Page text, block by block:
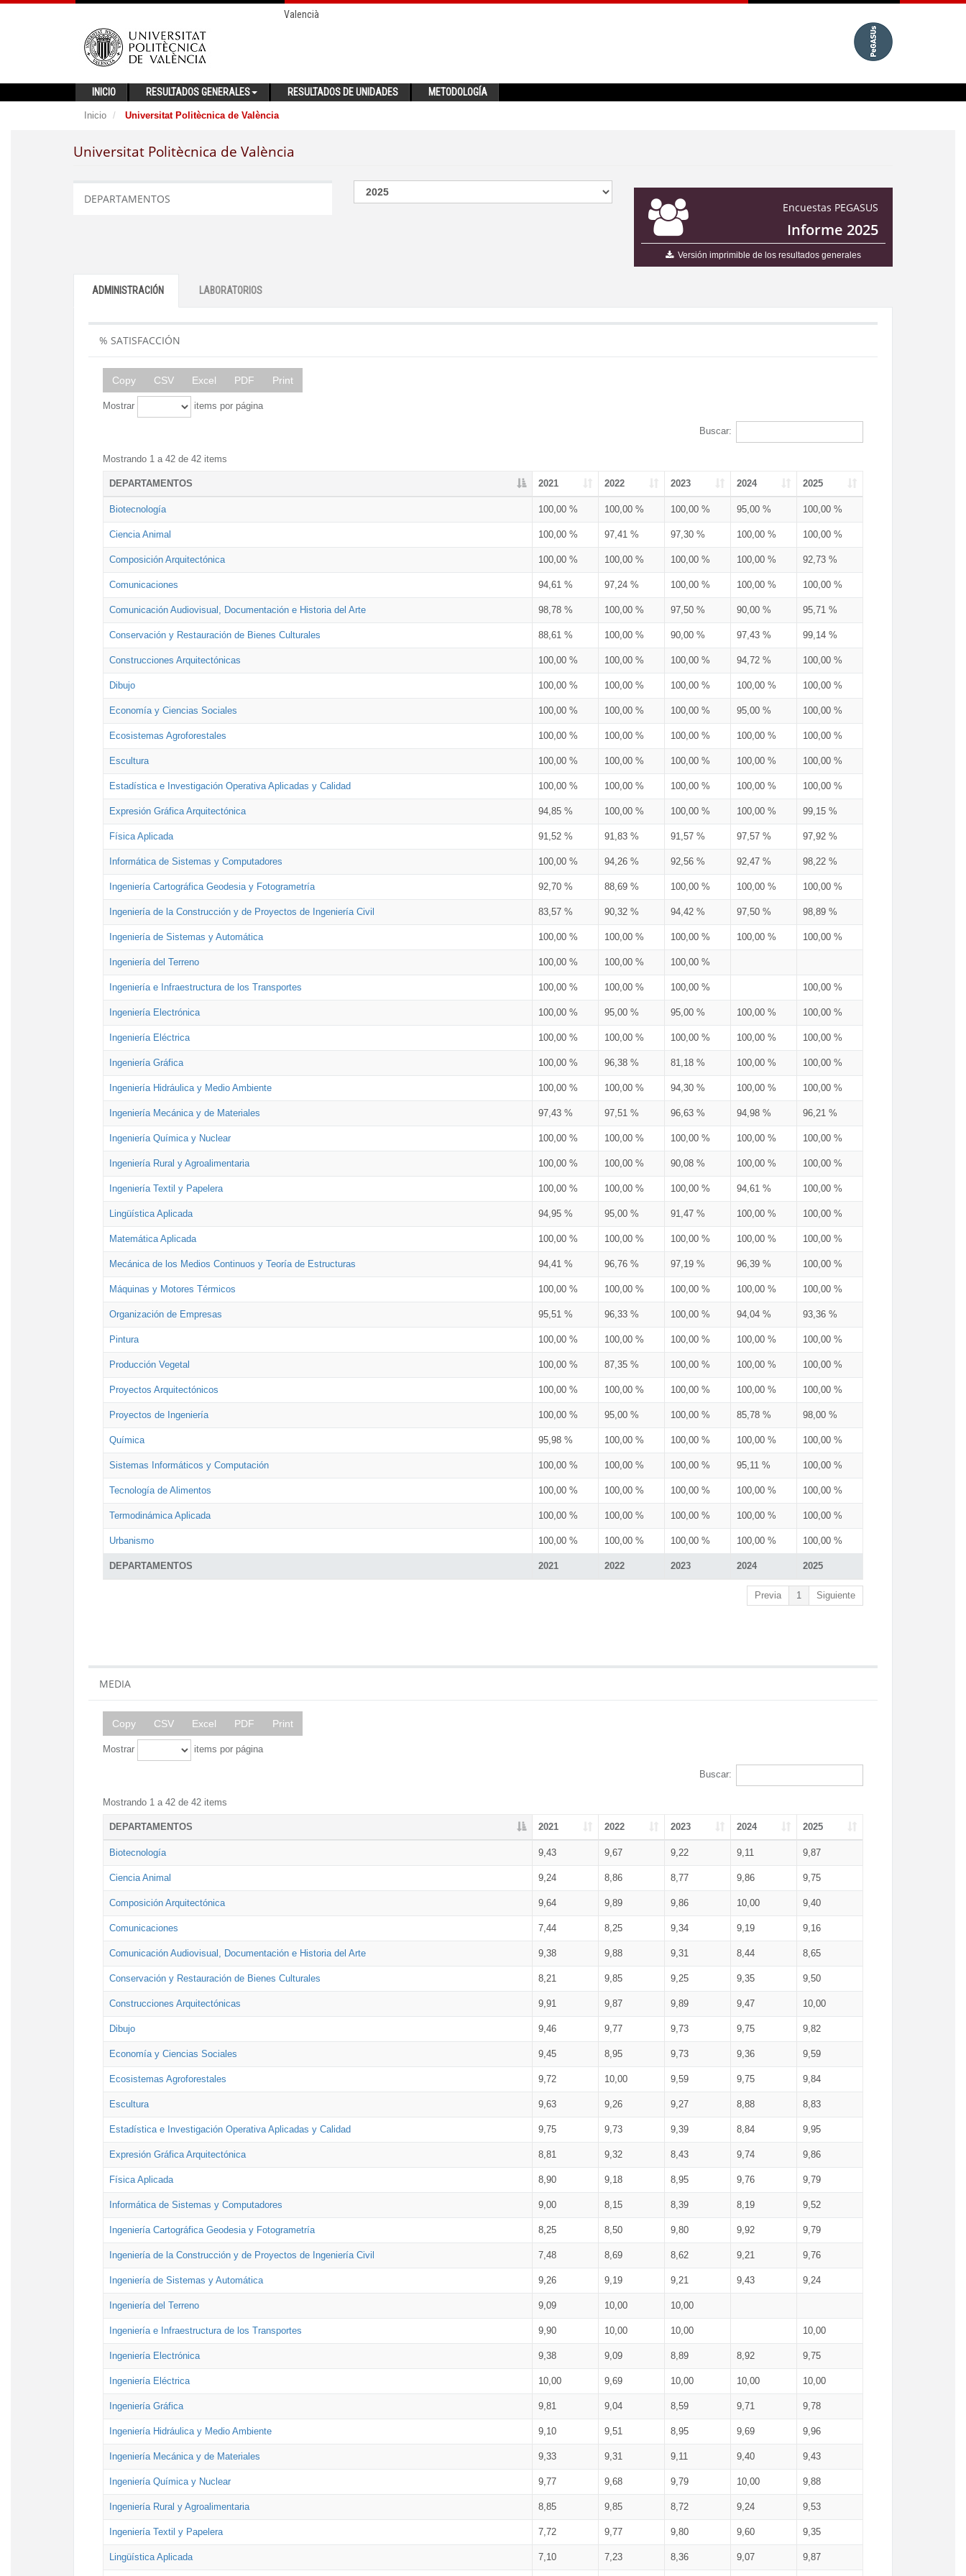
Valencià
INICIO RESULTADOS GENERALES RESULTADOS DE UNIDADES METODOLOGÍA
Inicio Universitat Politècnica de València
Universitat Politècnica de València
Encuestas PEGASUS
Informe 2025
Versión imprimible de los resultados generales
DEPARTAMENTOS
ADMINISTRACIÓN LABORATORIOS
% SATISFACCIÓN
Copy CSV Excel PDF Print
Mostrar items por página
Buscar:
Mostrando 1 a 42 de 42 items
DEPARTAMENTOS 2021 2022 2023 2024 2025
DEPARTAMENTOS 2021 2022 2023 2024 2025
Biotecnología 100,00 % 100,00 % 100,00 % 95,00 % 100,00 %
Ciencia Animal 100,00 % 97,41 % 97,30 % 100,00 % 100,00 %
Composición Arquitectónica 100,00 % 100,00 % 100,00 % 100,00 % 92,73 %
Comunicaciones 94,61 % 97,24 % 100,00 % 100,00 % 100,00 %
Comunicación Audiovisual, Documentación e Historia del Arte 98,78 % 100,00 % 97,50 % 90,00 % 95,71 %
Conservación y Restauración de Bienes Culturales 88,61 % 100,00 % 90,00 % 97,43 % 99,14 %
Construcciones Arquitectónicas 100,00 % 100,00 % 100,00 % 94,72 % 100,00 %
Dibujo 100,00 % 100,00 % 100,00 % 100,00 % 100,00 %
Economía y Ciencias Sociales 100,00 % 100,00 % 100,00 % 95,00 % 100,00 %
Ecosistemas Agroforestales 100,00 % 100,00 % 100,00 % 100,00 % 100,00 %
Escultura 100,00 % 100,00 % 100,00 % 100,00 % 100,00 %
Estadística e Investigación Operativa Aplicadas y Calidad 100,00 % 100,00 % 100,00 % 100,00 % 100,00 %
Expresión Gráfica Arquitectónica 94,85 % 100,00 % 100,00 % 100,00 % 99,15 %
Física Aplicada 91,52 % 91,83 % 91,57 % 97,57 % 97,92 %
Informática de Sistemas y Computadores 100,00 % 94,26 % 92,56 % 92,47 % 98,22 %
Ingeniería Cartográfica Geodesia y Fotogrametría 92,70 % 88,69 % 100,00 % 100,00 % 100,00 %
Ingeniería de la Construcción y de Proyectos de Ingeniería Civil 83,57 % 90,32 % 94,42 % 97,50 % 98,89 %
Ingeniería de Sistemas y Automática 100,00 % 100,00 % 100,00 % 100,00 % 100,00 %
Ingeniería del Terreno 100,00 % 100,00 % 100,00 %
Ingeniería e Infraestructura de los Transportes 100,00 % 100,00 % 100,00 % 100,00 %
Ingeniería Electrónica 100,00 % 95,00 % 95,00 % 100,00 % 100,00 %
Ingeniería Eléctrica 100,00 % 100,00 % 100,00 % 100,00 % 100,00 %
Ingeniería Gráfica 100,00 % 96,38 % 81,18 % 100,00 % 100,00 %
Ingeniería Hidráulica y Medio Ambiente 100,00 % 100,00 % 94,30 % 100,00 % 100,00 %
Ingeniería Mecánica y de Materiales 97,43 % 97,51 % 96,63 % 94,98 % 96,21 %
Ingeniería Química y Nuclear 100,00 % 100,00 % 100,00 % 100,00 % 100,00 %
Ingeniería Rural y Agroalimentaria 100,00 % 100,00 % 90,08 % 100,00 % 100,00 %
Ingeniería Textil y Papelera 100,00 % 100,00 % 100,00 % 94,61 % 100,00 %
Lingüística Aplicada 94,95 % 95,00 % 91,47 % 100,00 % 100,00 %
Matemática Aplicada 100,00 % 100,00 % 100,00 % 100,00 % 100,00 %
Mecánica de los Medios Continuos y Teoría de Estructuras 94,41 % 96,76 % 97,19 % 96,39 % 100,00 %
Máquinas y Motores Térmicos 100,00 % 100,00 % 100,00 % 100,00 % 100,00 %
Organización de Empresas 95,51 % 96,33 % 100,00 % 94,04 % 93,36 %
Pintura 100,00 % 100,00 % 100,00 % 100,00 % 100,00 %
Producción Vegetal 100,00 % 87,35 % 100,00 % 100,00 % 100,00 %
Proyectos Arquitectónicos 100,00 % 100,00 % 100,00 % 100,00 % 100,00 %
Proyectos de Ingeniería 100,00 % 95,00 % 100,00 % 85,78 % 98,00 %
Química 95,98 % 100,00 % 100,00 % 100,00 % 100,00 %
Sistemas Informáticos y Computación 100,00 % 100,00 % 100,00 % 95,11 % 100,00 %
Tecnología de Alimentos 100,00 % 100,00 % 100,00 % 100,00 % 100,00 %
Termodinámica Aplicada 100,00 % 100,00 % 100,00 % 100,00 % 100,00 %
Urbanismo 100,00 % 100,00 % 100,00 % 100,00 % 100,00 %
Previa 1 Siguiente
MEDIA
Copy CSV Excel PDF Print
Mostrar items por página
Buscar:
Mostrando 1 a 42 de 42 items
DEPARTAMENTOS 2021 2022 2023 2024 2025
Biotecnología 9,43 9,67 9,22 9,11 9,87
Ciencia Animal 9,24 8,86 8,77 9,86 9,75
Composición Arquitectónica 9,64 9,89 9,86 10,00 9,40
Comunicaciones 7,44 8,25 9,34 9,19 9,16
Comunicación Audiovisual, Documentación e Historia del Arte 9,38 9,88 9,31 8,44 8,65
Conservación y Restauración de Bienes Culturales 8,21 9,85 9,25 9,35 9,50
Construcciones Arquitectónicas 9,91 9,87 9,89 9,47 10,00
Dibujo 9,46 9,77 9,73 9,75 9,82
Economía y Ciencias Sociales 9,45 8,95 9,73 9,36 9,59
Ecosistemas Agroforestales 9,72 10,00 9,59 9,75 9,84
Escultura 9,63 9,26 9,27 8,88 8,83
Estadística e Investigación Operativa Aplicadas y Calidad 9,75 9,73 9,39 8,84 9,95
Expresión Gráfica Arquitectónica 8,81 9,32 8,43 9,74 9,86
Física Aplicada 8,90 9,18 8,95 9,76 9,79
Informática de Sistemas y Computadores 9,00 8,15 8,39 8,19 9,52
Ingeniería Cartográfica Geodesia y Fotogrametría 8,25 8,50 9,80 9,92 9,79
Ingeniería de la Construcción y de Proyectos de Ingeniería Civil 7,48 8,69 8,62 9,21 9,76
Ingeniería de Sistemas y Automática 9,26 9,19 9,21 9,43 9,24
Ingeniería del Terreno 9,09 10,00 10,00
Ingeniería e Infraestructura de los Transportes 9,90 10,00 10,00 10,00
Ingeniería Electrónica 9,38 9,09 8,89 8,92 9,75
Ingeniería Eléctrica 10,00 9,69 10,00 10,00 10,00
Ingeniería Gráfica 9,81 9,04 8,59 9,71 9,78
Ingeniería Hidráulica y Medio Ambiente 9,10 9,51 8,95 9,69 9,96
Ingeniería Mecánica y de Materiales 9,33 9,31 9,11 9,40 9,43
Ingeniería Química y Nuclear 9,77 9,68 9,79 10,00 9,88
Ingeniería Rural y Agroalimentaria 8,85 9,85 8,72 9,24 9,53
Ingeniería Textil y Papelera 7,72 9,77 9,80 9,60 9,35
Lingüística Aplicada 7,10 7,23 8,36 9,07 9,87